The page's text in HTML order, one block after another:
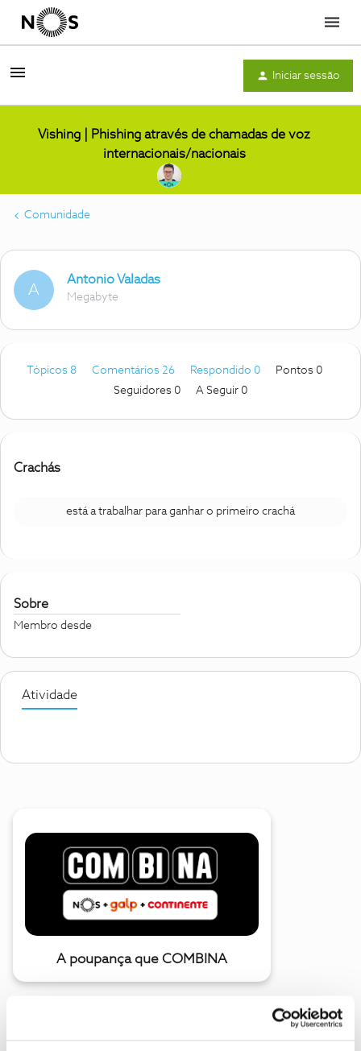
Menu
Iniciar sessão
Vishing | Phishing através de chamadas de voz
internacionais/nacionais
Comunidade
A
Antonio Valadas
Megabyte
Tópicos 8 Comentários 26 Respondido 0
Pontos 0
Seguidores 0 A Seguir 0
Crachás
está a trabalhar para ganhar o primeiro crachá
Sobre
Membro desde
Atividade
A poupança que COMBINA